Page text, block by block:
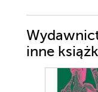
3. Infrastruktura
53 3.2.
3.3. Sposoby
infrastruktury
efektywności
inne